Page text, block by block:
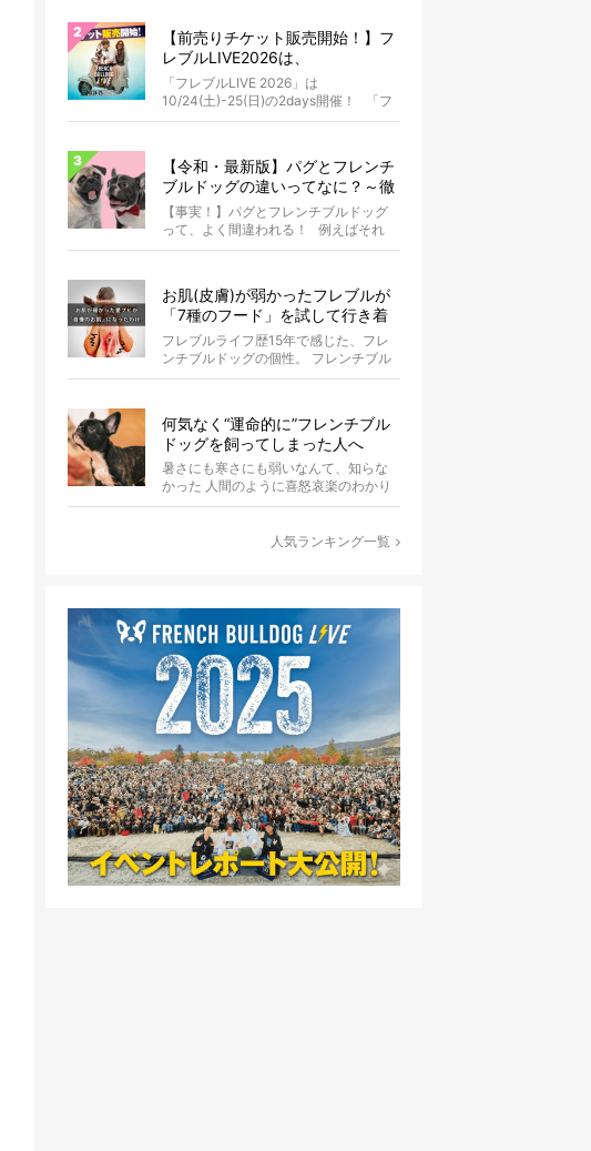
【前売りチケット販売開始！】フ
レブルLIVE2026は、
10/24(土)-25(日)開催！フレブル
だらけのキャンプ・前夜祭・バス
プランも新登場!?
「フレブルLIVE 2026」は
10/24(土)-25(日)の2days開催！ 「フ
レブルLIV...
【令和・最新版】パグとフレンチ
ブルドッグの違いってなに？～徹
底解説～
【事実！】パグとフレンチブルドッグ
って、よく間違われる！ 例えばそれ
は、愛ブヒとのお散歩中。 &...
お肌(皮膚)が弱かったフレブルが
「7種のフード」を試して行き着
いた「病院知らず」の実体験
フレブルライフ歴15年で感じた、フレ
ンチブルドッグの個性。 フレンチブル
ドッグと暮らしはじめて15年になる筆
何気なく“運命的に”フレンチブル
ドッグを飼ってしまった人へ
暑さにも寒さにも弱いなんて、知らな
かった 人間のように喜怒哀楽のわかり
やすい表情、ムチムチでコロンとした
人気ランキング一覧